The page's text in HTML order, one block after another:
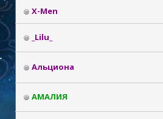
X-Men
_Lilu_
Альциона
АМАЛИЯ